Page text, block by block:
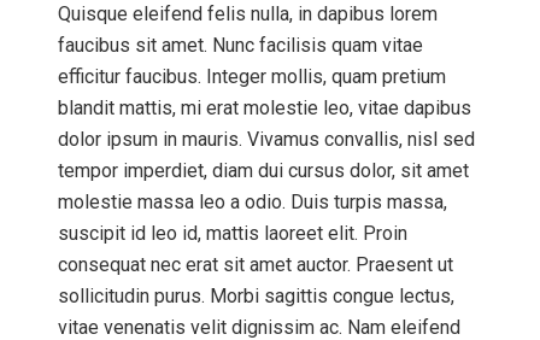
Quisque eleifend felis nulla, in dapibus lorem
faucibus sit amet. Nunc facilisis quam vitae
efficitur faucibus. Integer mollis, quam pretium
blandit mattis, mi erat molestie leo, vitae dapibus
dolor ipsum in mauris. Vivamus convallis, nisl sed
tempor imperdiet, diam dui cursus dolor, sit amet
molestie massa leo a odio. Duis turpis massa,
suscipit id leo id, mattis laoreet elit. Proin
consequat nec erat sit amet auctor. Praesent ut
sollicitudin purus. Morbi sagittis congue lectus,
vitae venenatis velit dignissim ac. Nam eleifend